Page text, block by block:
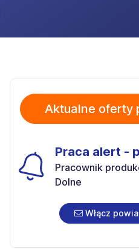
Aktualne oferty
Praca alert -
Pracownik
Dolne
Włącz